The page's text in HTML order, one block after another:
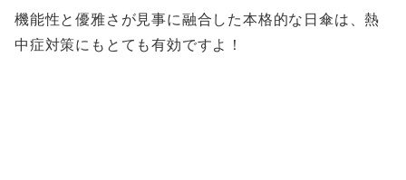
機能性と優雅さが見事に融合した本格的な日傘は、熱
中症対策にもとても有効ですよ！